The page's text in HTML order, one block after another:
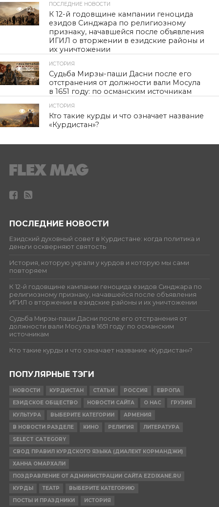
123
ПОСЛЕДНИЕ НОВОСТИ
К 12-й годовщине кампании геноцида
езидов Синджара по религиозному
признаку, начавшейся после объявления
ИГИЛ о вторжении в езидские районы и
их уничтожении
164
ИСТОРИЯ
Судьба Мирзы-паши Дасни после его
отстранения от должности вали Мосула
в 1651 году: по османским источникам
95
ИСТОРИЯ
Кто такие курды и что означает название
«Курдистан»?
ПОСЛЕДНИЕ НОВОСТИ
Езидский духовный совет в Курдистане: когда политика и
деньги оскверняют святость
История, которую украли у курдов и которую мы сами
повторяем
К 12-й годовщине кампании геноцида езидов Синджара по
религиозному признаку, начавшейся после объявления
ИГИЛ о вторжении в езидские районы и их уничтожении
Судьба Мирзы-паши Дасни после его отстранения от
должности вали Мосула в 1651 году: по османским
источникам
Кто такие курды и что означает название «Курдистан»?
ПОПУЛЯРНЫЕ ТЭГИ
НОВОСТИ КУРДИСТАН СТАТЬИ РОССИЯ
ЕВРОПА
ЕЗИДСКОЕ ОБЩЕСТВО
НОВОСТИ САЙТА О НАС
ГРУЗИЯ
КУЛЬТУРА
ВЫБЕРИТЕ КАТЕГОРИИ
АРМЕНИЯ
В НОВОСТИ РАЗДЕЛЕ
КИНО РЕЛИГИЯ
ЛИТЕРАТУРА
SELECT CATEGORY
СВОД ПРАВИЛ КУРДСКОГО ЯЗЫКА (ДИАЛЕКТ КОРМАНДЖИ)
ХАННА ОМАРХАЛИ
ПОЗДРАВЛЕНИЕ ОТ АДМИНИСТРАЦИИ САЙТА EZDIXANE.RU
КУРДЫ
ТЕАТР
ВЫБЕРИТЕ КАТЕГОРИЮ
ПОСТЫ И ПРАЗДНИКИ
ИСТОРИЯ